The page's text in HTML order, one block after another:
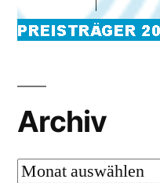
Archiv
Archiv